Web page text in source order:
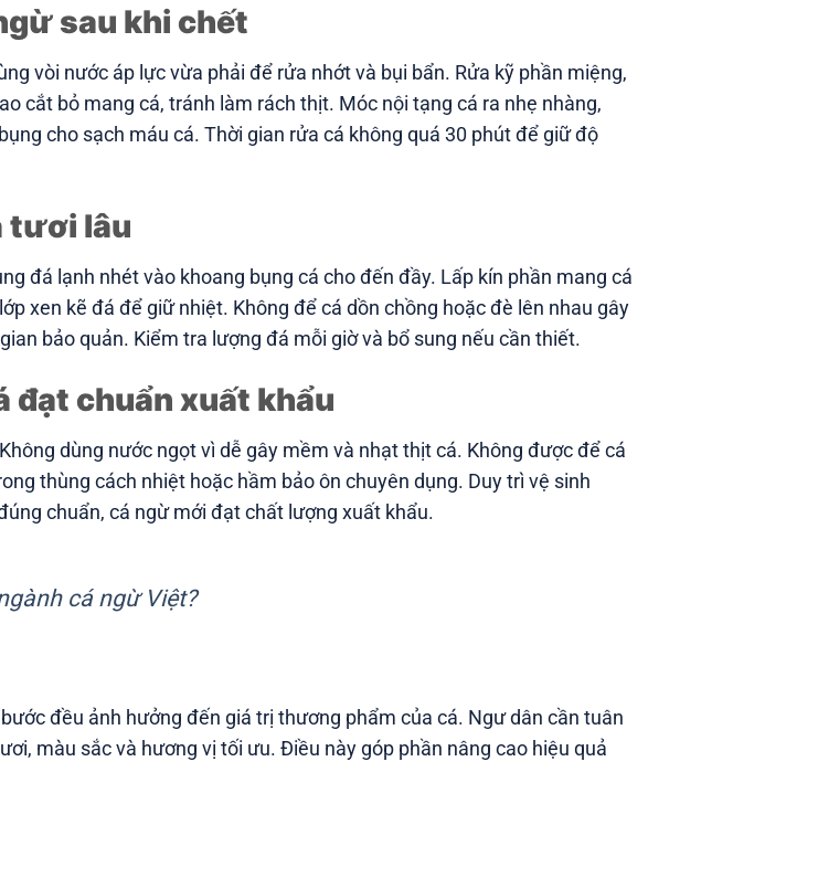
sau khi chết
vòi nước áp lực vừa phải để rửa nhớt và bụi bẩn. Rửa kỹ phần miệng,
cắt bỏ mang cá, tránh làm rách thịt. Móc nội tạng cá ra nhẹ nhàng,
cho sạch máu cá. Thời gian rửa cá không quá 30 phút để giữ độ
tươi lâu
đá lạnh nhét vào khoang bụng cá cho đến đầy. Lấp kín phần mang cá
xen kẽ đá để giữ nhiệt. Không để cá dồn chồng hoặc đè lên nhau gây
bảo quản. Kiểm tra lượng đá mỗi giờ và bổ sung nếu cần thiết.
đạt chuẩn xuất khẩu
dùng nước ngọt vì dễ gây mềm và nhạt thịt cá. Không được để cá
thùng cách nhiệt hoặc hầm bảo ôn chuyên dụng. Duy trì vệ sinh
chuẩn, cá ngừ mới đạt chất lượng xuất khẩu.
cá ngừ Việt?
đều ảnh hưởng đến giá trị thương phẩm của cá. Ngư dân cần tuân
màu sắc và hương vị tối ưu. Điều này góp phần nâng cao hiệu quả